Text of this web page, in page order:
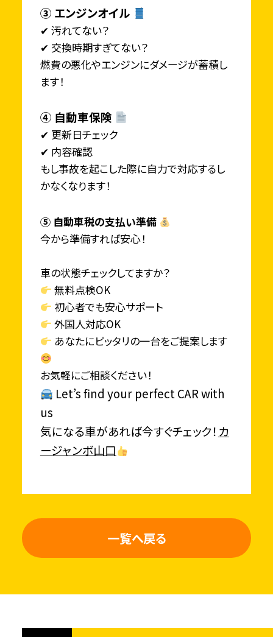
③ エンジンオイル
✔ 汚れてない？
✔ 交換時期すぎてない？
燃費の悪化やエンジンにダメージが蓄積し
ます！
④ 自動車保険
✔ 更新日チェック
✔ 内容確認
もし事故を起こした際に自力で対応するし
かなくなります！
⑤ 自動車税の支払い準備
今から準備すれば安心！
車の状態チェックしてますか？
無料点検OK
初心者でも安心サポート
外国人対応OK
あなたにピッタリの一台をご提案します
お気軽にご相談ください！
Let’s find your perfect CAR with
us
気になる車があれば今すぐチェック！ カ
ージャンボ山口
一覧へ戻る